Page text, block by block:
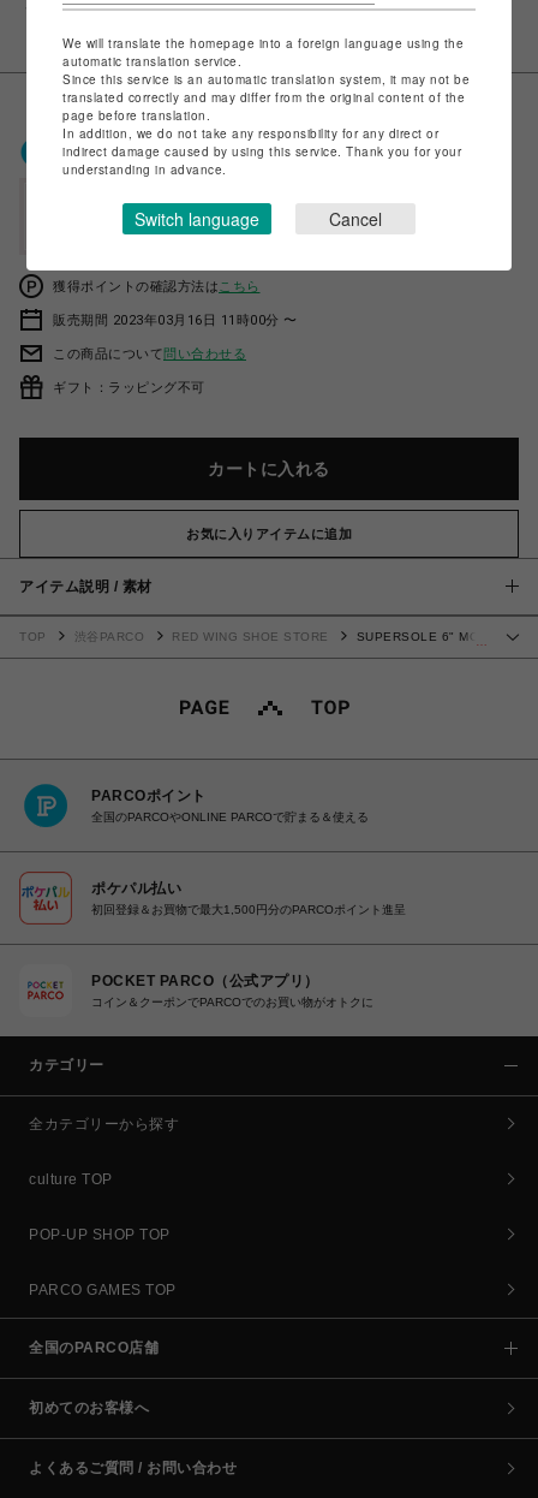
￥39,600
ポケパル払いで 0〜0 ポイント
（1P=1円）※キャンペーン分除く
会員登録後、ポケパル払い初回登録&利用で
最大1,500円分ポイント進呈
獲得ポイントの確認方法は こちら
販売期間 2023年03月16日 11時00分 〜
この商品について問い合わせる
ギフト：ラッピング不可
カートに入れる
お気に入りアイテムに追加
アイテム説明 / 素材
TOP 渋谷PARCO RED WING SHOE STORE
SUPERSOLE 6" MOC
PARCOポイント
全国のPARCOやONLINE PARCOで貯まる＆使える
ポケパル払い
初回登録＆お買物で最大1,500円分のPARCOポイント進呈
POCKET PARCO（公式アプリ）
コイン＆クーポンでPARCOでのお買い物がオトクに
カテゴリー
全カテゴリーから探す
culture TOP
POP-UP SHOP TOP
PARCO GAMES TOP
全国のPARCO店舗
初めてのお客様へ
よくあるご質問 / お問い合わせ
We will translate the homepage into a foreign language using the
automatic translation service.
Since this service is an automatic translation system, it may not be
translated correctly and may differ from the original content of the
page before translation.
In addition, we do not take any responsibility for any direct or
indirect damage caused by using this service. Thank you for your
understanding in advance.
Switch language Cancel